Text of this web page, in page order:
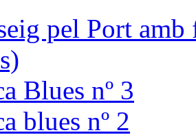
pel Port
Blues nº 3
blues nº 2